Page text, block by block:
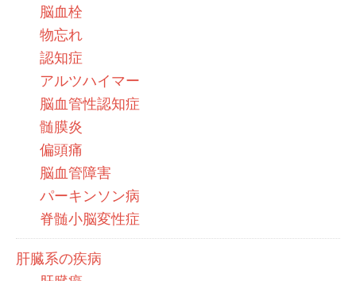
脳血栓
物忘れ
認知症
アルツハイマー
脳血管性認知症
髄膜炎
偏頭痛
脳血管障害
パーキンソン病
脊髄小脳変性症
肝臓系の疾病